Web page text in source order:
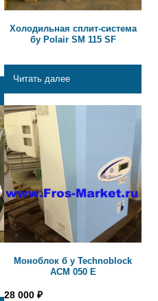
Холодильная сплит-система
бу Polair SM 115 SF
Читать далее
Моноблок б у Technoblock
ACM 050 E
28 000 ₽